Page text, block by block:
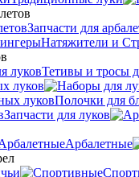
Запчасти для
Натяжители и
Тетивы и тросы
луков
Полочки для
Запчасти для луков
Арбалетные